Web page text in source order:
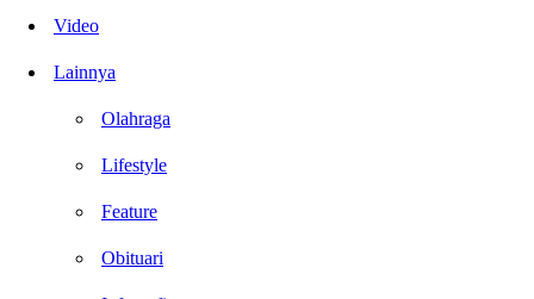
Video
Lainnya
Olahraga
Lifestyle
Feature
Obituari